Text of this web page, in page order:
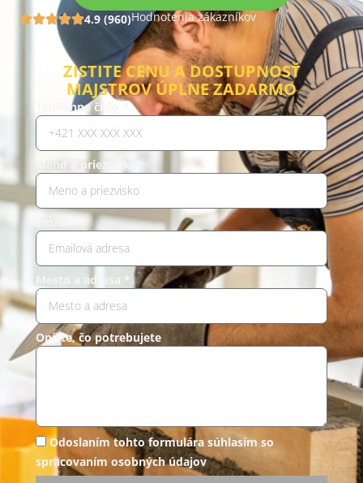
4.9 (960)Hodnotenia zákazníkov
ZISTITE CENU A DOSTUPNOSŤ
MAJSTROV ÚPLNE ZADARMO
Telefónne číslo *
Meno a priezvisko*
Mesto a adresa *
Opíšte, čo potrebujete
Odoslaním tohto formulára súhlasím so
spracovaním osobných údajov